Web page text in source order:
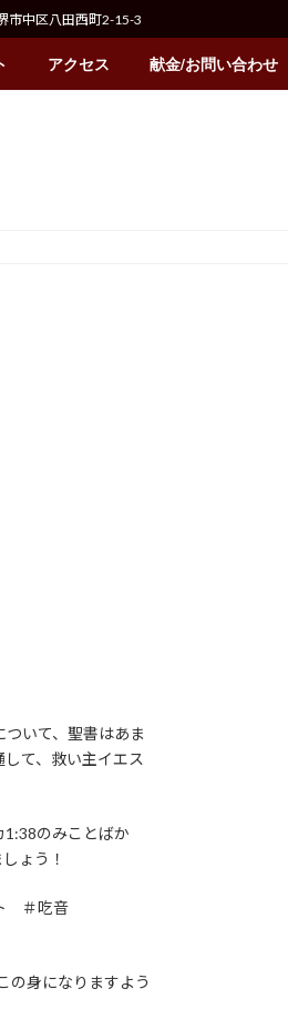
中区八田西町2-15-3
アクセス 献金/お問い合わせ
いて、聖書はあま
て、救い主イエス
1:38のみことばか
ょう！
＃吃音
の身になりますよう